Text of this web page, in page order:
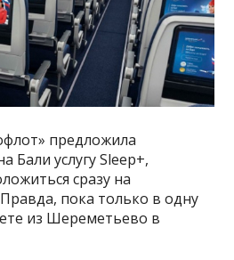
предложила
Бали услугу Sleep+,
сразу на
пока только в одну
из Шереметьево в